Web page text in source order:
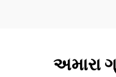
અમારા